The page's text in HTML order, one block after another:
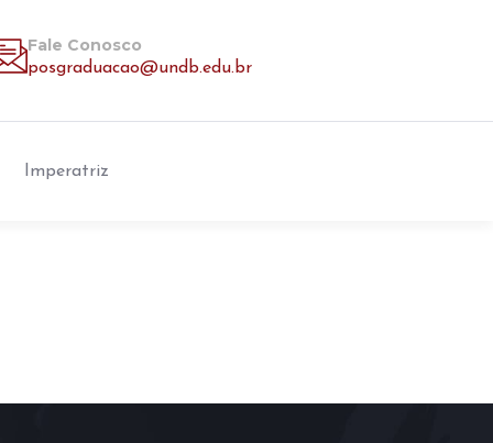
Fale Conosco
posgraduacao@undb.edu.br
Imperatriz